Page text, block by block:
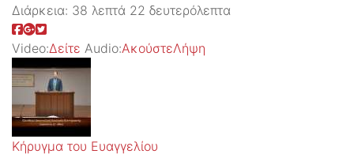
Διάρκεια: 38 λεπτά 22 δευτερόλεπτα
Video:Δείτε Audio:ΑκούστεΛήψη
Κήρυγμα του Ευαγγελίου